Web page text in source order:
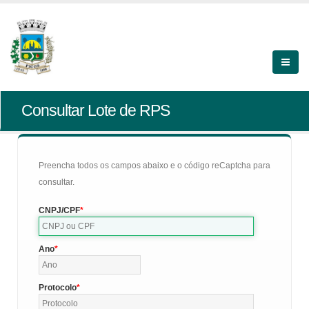
Consultar Lote de RPS
Preencha todos os campos abaixo e o código reCaptcha para
consultar.
CNPJ/CPF
Ano
Protocolo